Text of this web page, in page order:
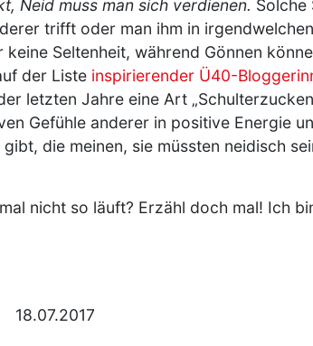
Neid muss man sich verdienen. Solche
trifft oder man ihm in irgendwelchen
Seltenheit, während Gönnen
der Liste inspirierender Ü40-
letzten Jahre eine Art
Gefühle anderer in positive Energie
die meinen, sie müssten neidisch
nicht so läuft? Erzähl doch mal! Ich
18.07.2017